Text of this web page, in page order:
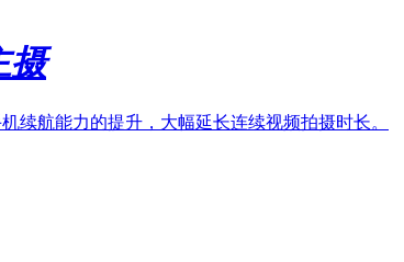
摄
续航能力的提升，大幅延长连续视频拍摄时长。